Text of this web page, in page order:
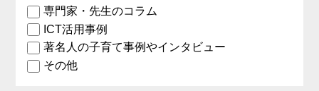
専門家・先生のコラム
ICT活用事例
著名人の子育て事例やインタビュー
その他